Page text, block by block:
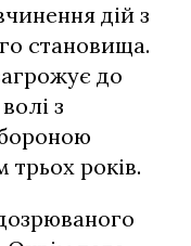
дій з
становища.
до
з
років.